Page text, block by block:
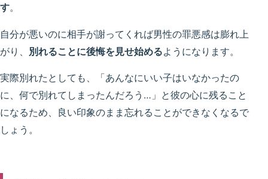
す。
自分が悪いのに相手が謝ってくれば男性の罪悪感は膨れ上
がり、 別れることに後悔を見せ始めるようになります。
実際別れたとしても、「あんなにいい子はいなかったの
に、何で別れてしまったんだろう…」と彼の心に残ること
になるため、良い印象のまま忘れることができなくなるで
しょう。